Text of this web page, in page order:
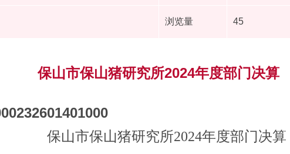
浏览量 45
保山市保山猪研究所2024年度部门决算
保山市保山猪研究所2024年度部门决算